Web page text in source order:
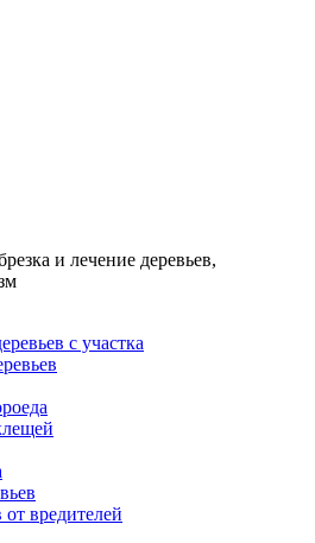
и лечение деревьев,
с участка
от вредителей